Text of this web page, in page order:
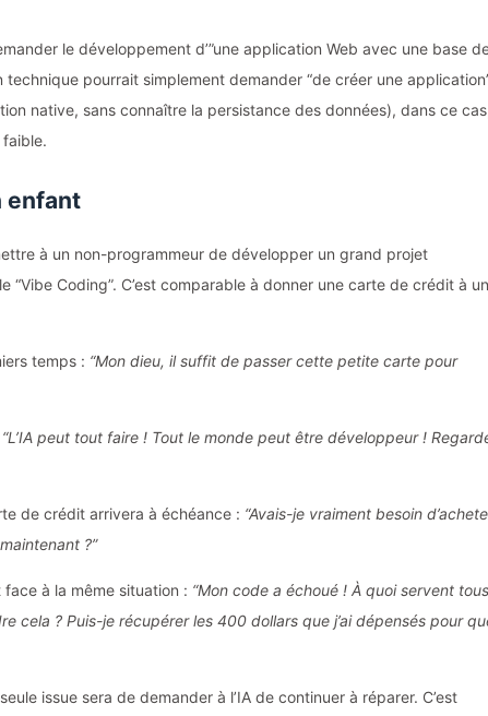
le développement d’”une application Web avec une base
technique pourrait simplement demander “de créer une
native, sans connaître la persistance des données), dans ce
faible.
enfant
à un non-programmeur de développer un grand projet
Coding”. C’est comparable à donner une carte de crédit à un
temps : “Mon dieu, il suffit de passer cette petite carte pour
“L’IA peut tout faire ! Tout le monde peut être développeur !
de crédit arrivera à échéance : “Avais-je vraiment besoin
?”
à la même situation : “Mon code a échoué ! À quoi servent tous
cela ? Puis-je récupérer les 400 dollars que j’ai dépensés pour
issue sera de demander à l’IA de continuer à réparer. C’est